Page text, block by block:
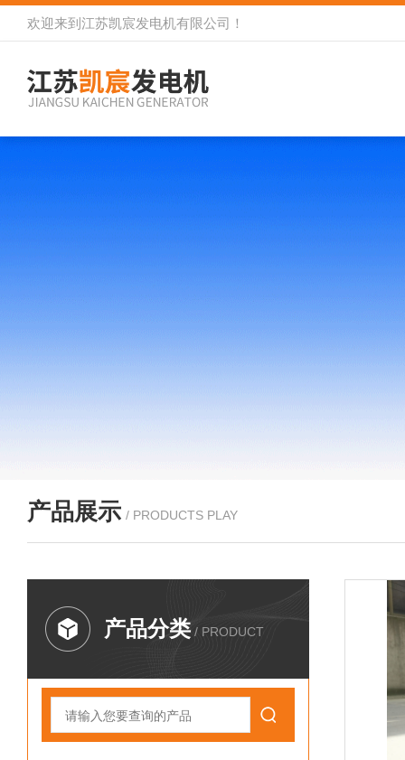
欢迎来到 江苏凯宸发电机有限公司 ！
产品展示 / PRODUCTS PLAY
产品分类 / PRODUCT